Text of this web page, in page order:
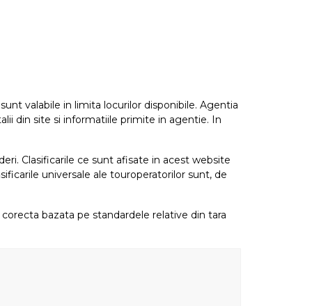
valabile in limita locurilor disponibile. Agentia
din site si informatiile primite in agentie. In
Clasificarile ce sunt afisate in acest website
universale ale touroperatorilor sunt, de
bazata pe standardele relative din tara